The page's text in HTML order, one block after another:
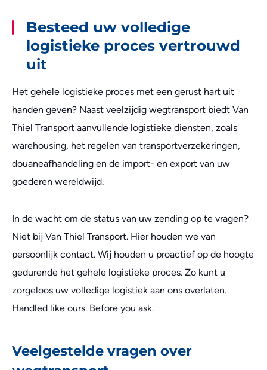
Besteed uw volledige
logistieke proces vertrouwd
uit
Het gehele logistieke proces met een gerust hart uit
handen geven? Naast veelzijdig wegtransport biedt Van
Thiel Transport aanvullende logistieke diensten, zoals
warehousing, het regelen van transportverzekeringen,
douaneafhandeling en de import- en export van uw
goederen wereldwijd.
In de wacht om de status van uw zending op te vragen?
Niet bij Van Thiel Transport. Hier houden we van
persoonlijk contact. Wij houden u proactief op de hoogte
gedurende het gehele logistieke proces. Zo kunt u
zorgeloos uw volledige logistiek aan ons overlaten.
Handled like ours. Before you ask.
Veelgestelde vragen over